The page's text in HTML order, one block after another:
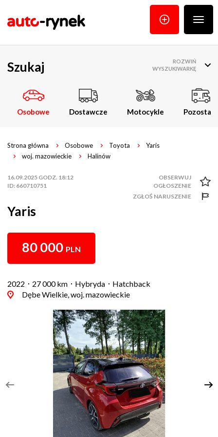
menu
Szukaj
Osobowe Dostawcze Motocykle Pozostałe
ROZWIŃ
WYSZUKIWARKĘ
Strona główna Osobowe Toyota
Yaris
woj. mazowieckie
Halinów
16.09.2025 GODZ. 18:12
ID: 660710751
ZGŁOŚ NARUSZENIE
Yaris
80 000 PLN
2022 27 000 km Hybryda
Hatchback
Dębe Wielkie, woj. mazowieckie